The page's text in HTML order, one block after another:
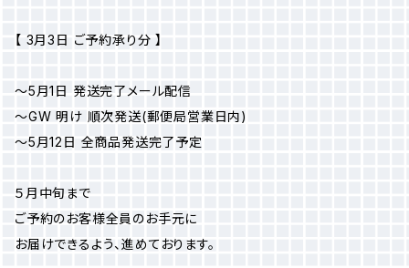
【 3月3日 ご予約承り分 】
～5月1日 発送完了メール配信
～GW 明け 順次発送(郵便局営業日内)
～5月12日 全商品発送完了予定
５月中旬まで
ご予約のお客様全員のお手元に
お届けできるよう、進めております。